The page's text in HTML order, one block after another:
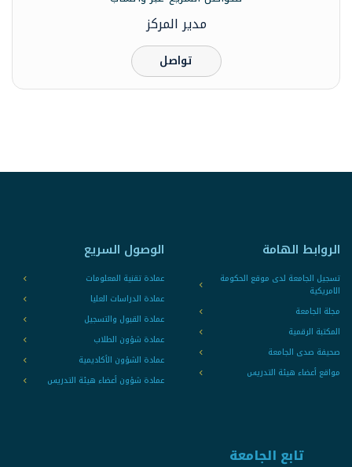
مدير المركز
تواصل
الروابط الهامة
تسجيل الجامعة لدى موقع الحكومة
الامريكية
مجلة الجامعة
المكتبة الرقمية
صحيفة صدى الجامعة
مواقع أعضاء هيئة التدريس
الوصول السريع
عمادة تقنية المعلومات
عمادة الدراسات العليا
عمادة القبول والتسجيل
عمادة شؤون الطلاب
عمادة الشؤون الأكاديمية
عمادة شؤون أعضاء هيئة التدريس
تابع الجامعة